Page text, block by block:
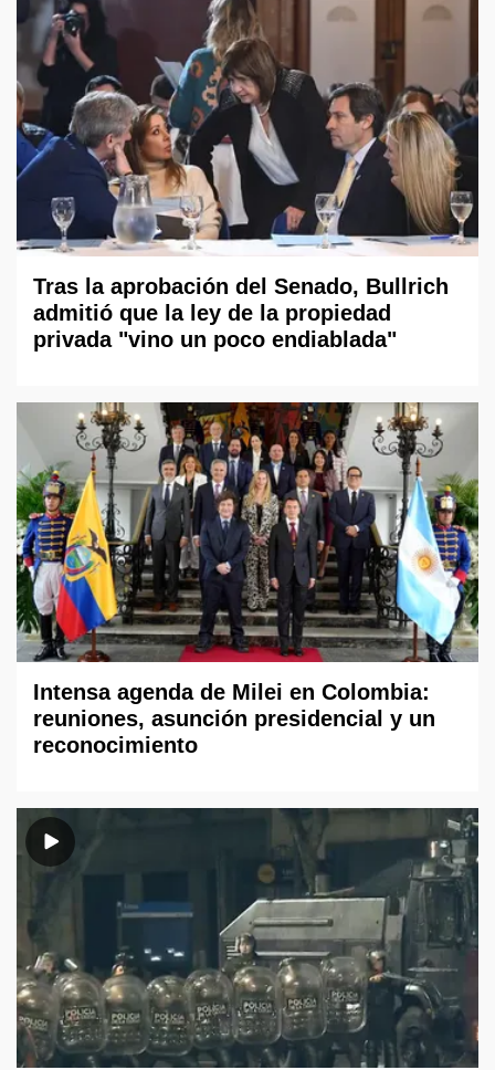
Tras la aprobación del Senado, Bullrich
admitió que la ley de la propiedad
privada "vino un poco endiablada"
Intensa agenda de Milei en Colombia:
reuniones, asunción presidencial y un
reconocimiento